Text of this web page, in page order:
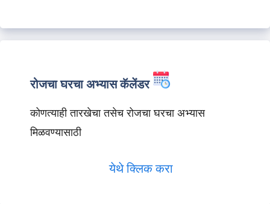
रोजचा घरचा अभ्यास कॅलेंडर
कोणत्याही तारखेचा तसेच रोजचा घरचा अभ्यास
मिळवण्यासाठी
येथे क्लिक करा